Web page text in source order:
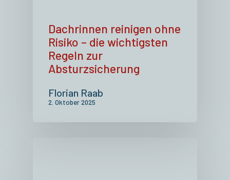
Dachrinnen reinigen ohne
Risiko – die wichtigsten
Regeln zur
Absturzsicherung
Florian Raab
2. Oktober 2025